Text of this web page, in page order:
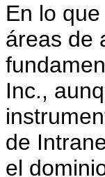
En lo
áreas de
Inc.,
de
el